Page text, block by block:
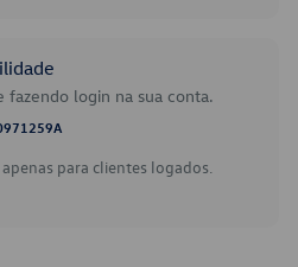
fazendo login na sua conta.
para clientes logados.